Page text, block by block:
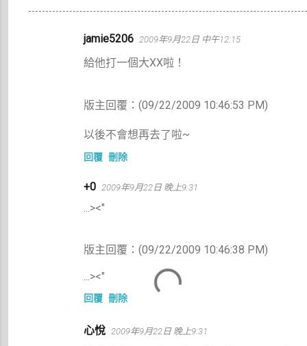
jamie5206 2009年9月22日 中午12:15
給他打一個大XX啦！
版主回覆：(09/22/2009 10:46:53 PM)
以後不會想再去了啦~
回覆 刪除
+0 2009年9月22日 晚上9:31
...><"
版主回覆：(09/22/2009 10:46:38 PM)
...><"
回覆 刪除
心悅 2009年9月22日 晚上9:31